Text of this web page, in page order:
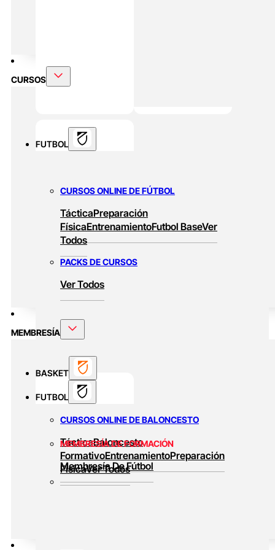
CURSOS
FUTBOL
CURSOS ONLINE DE FÚTBOL
TácticaPreparación
FísicaEntrenamientoFutbol BaseVer
Todos
PACKS DE CURSOS
Ver Todos
BASKET
CURSOS ONLINE DE BALONCESTO
TácticaBaloncesto
FormativoEntrenamientoPreparación
FísicaVer Todos
MEMBRESÍA
FUTBOL
MEMBRESÍA DE FORMACIÓN
Membresía De Fútbol